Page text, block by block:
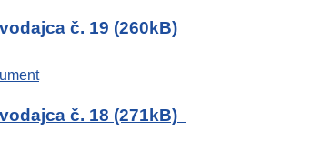
č. 19 (260kB)
č. 18 (271kB)